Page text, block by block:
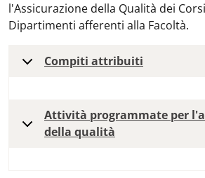
l'Assicurazione della Qualità dei
Dipartimenti afferenti alla Facoltà.
Compiti attribuiti
Attività programmate per
della qualità